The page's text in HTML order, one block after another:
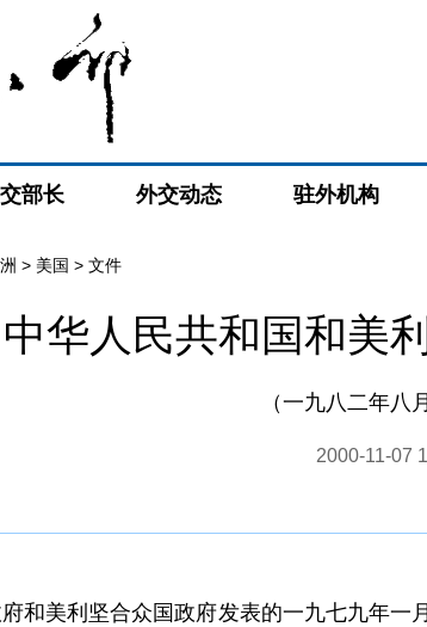
部长 外交动态 驻外机构
> 美国 > 文件
中华人民共和国和美
（一九八二年八
2000-11-07
美利坚合众国政府发表的一九七九年一